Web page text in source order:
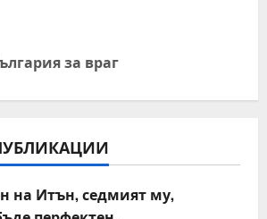
за враг
на Итън, седмият му,